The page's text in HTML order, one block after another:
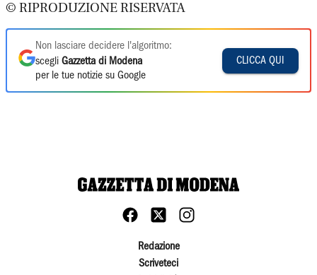
© RIPRODUZIONE RISERVATA
Non lasciare decidere l'algoritmo:
scegli Gazzetta di Modena
per le tue notizie su Google
CLICCA QUI
Redazione
Scriveteci